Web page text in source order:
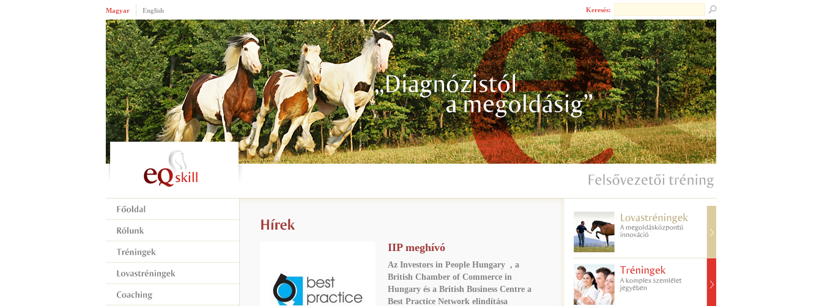
Magyar English Keresés:
IIP meghívó
Az Investors in People Hungary , a
British Chamber of Commerce in
Hungary és a British Business Centre a
Best Practice Network elindítása